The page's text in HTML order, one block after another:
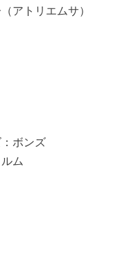
アトリエムサ）
ボンズ
ム